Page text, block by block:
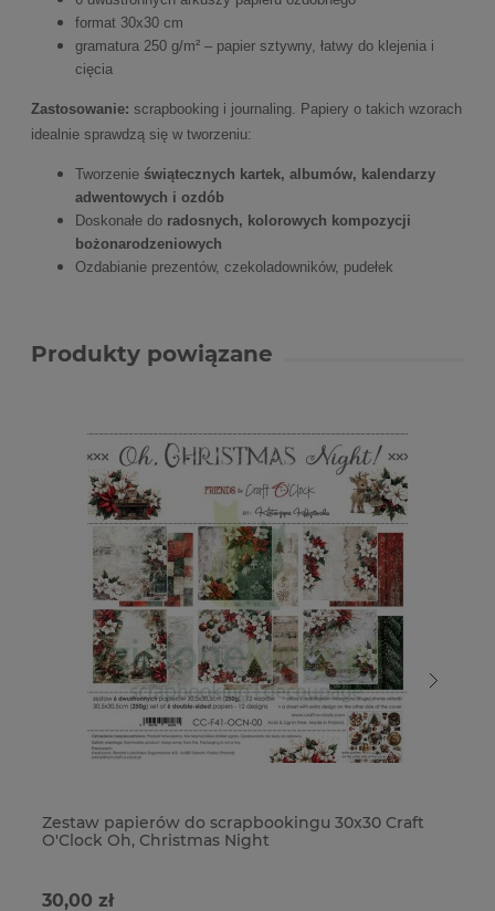
format 30x30 cm
gramatura 250 g/m² – papier sztywny, łatwy do klejenia i
cięcia
Zastosowanie: scrapbooking i journaling. Papiery o takich wzorach
idealnie sprawdzą się w tworzeniu:
Tworzenie świątecznych kartek, albumów, kalendarzy
adwentowych i ozdób
Doskonałe do radosnych, kolorowych kompozycji
bożonarodzeniowych
Ozdabianie prezentów, czekoladowników, pudełek
Produkty powiązane
Zestaw papierów do scrapbookingu 30x30 Craft
O'Clock Oh, Christmas Night
30,00 zł